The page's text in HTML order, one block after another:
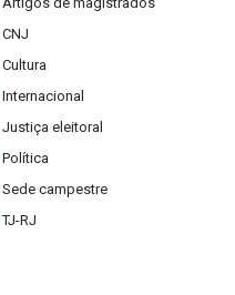
CNJ
Cultura
Internacional
Justiça eleitoral
Política
Sede campestre
TJ-RJ